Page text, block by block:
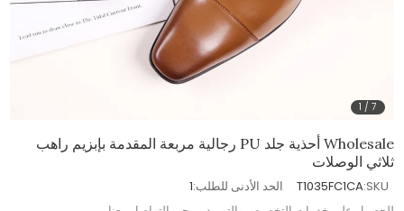
1 /7
Wholesale أحذية جلد PU رجالية مربعة المقدمة بإبزيم راهب
ثلاثي الوصلات
SKU:
T1035FC1CA الحد الأدنى للطلب:1